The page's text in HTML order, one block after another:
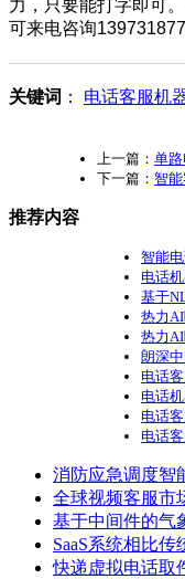
力，只要能打字即可
可来电咨询
关键词 ： 电话客服机
上一篇： 单
下一篇： 智
推荐内容
智能
电话
基于
热力
热力
朗深
电话
电话
电话
电话
消防应急调度智
全球视频客服市
基于中间件的气
SaaS系统相比
快递虚拟电话取